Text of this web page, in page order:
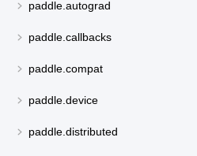
paddle.autograd
paddle.callbacks
paddle.compat
paddle.device
paddle.distributed